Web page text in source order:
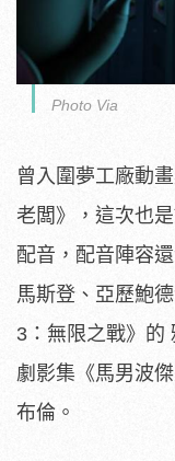
Photo Via
曾入圍夢工廠動
老闆》，這次也
配音，配音陣容
馬斯登、亞歷鮑
3：無限之戰》的
劇影集《馬男波
布倫。